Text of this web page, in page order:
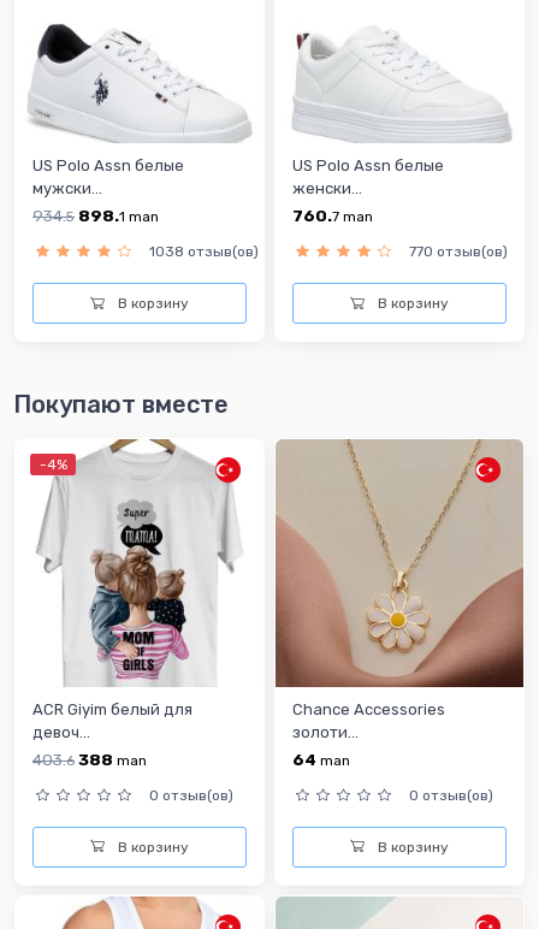
US Polo Assn белые
мужски...
934.5 898.1 man
1038 отзыв(ов)
В корзину
US Polo Assn белые
женски...
760.7 man
770 отзыв(ов)
В корзину
Покупают вместе
-4%
ACR Giyim белый для
девоч...
403.6 388 man
0 отзыв(ов)
В корзину
Chance Accessories
золоти...
64 man
0 отзыв(ов)
В корзину